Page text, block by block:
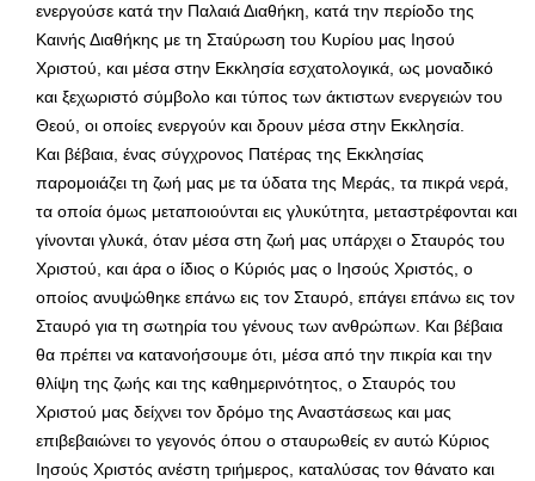
ενεργούσε κατά την Παλαιά Διαθήκη, κατά την περίοδο της
Καινής Διαθήκης με τη Σταύρωση του Κυρίου μας Ιησού
Χριστού, και μέσα στην Εκκλησία εσχατολογικά, ως μοναδικό
και ξεχωριστό σύμβολο και τύπος των άκτιστων ενεργειών του
Θεού, οι οποίες ενεργούν και δρουν μέσα στην Εκκλησία.
Και βέβαια, ένας σύγχρονος Πατέρας της Εκκλησίας
παρομοιάζει τη ζωή μας με τα ύδατα της Μεράς, τα πικρά νερά,
τα οποία όμως μεταποιούνται εις γλυκύτητα, μεταστρέφονται και
γίνονται γλυκά, όταν μέσα στη ζωή μας υπάρχει ο Σταυρός του
Χριστού, και άρα ο ίδιος ο Κύριός μας ο Ιησούς Χριστός, ο
οποίος ανυψώθηκε επάνω εις τον Σταυρό, επάγει επάνω εις τον
Σταυρό για τη σωτηρία του γένους των ανθρώπων. Και βέβαια
θα πρέπει να κατανοήσουμε ότι, μέσα από την πικρία και την
θλίψη της ζωής και της καθημερινότητος, ο Σταυρός του
Χριστού μας δείχνει τον δρόμο της Αναστάσεως και μας
επιβεβαιώνει το γεγονός όπου ο σταυρωθείς εν αυτώ Κύριος
Ιησούς Χριστός ανέστη τριήμερος, καταλύσας τον θάνατο και